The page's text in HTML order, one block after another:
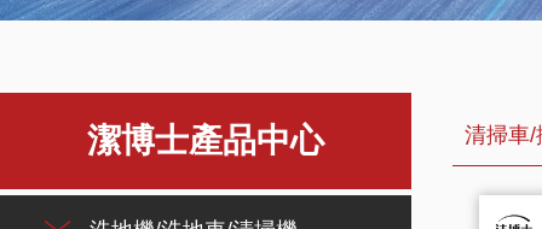
潔博士產品中心 清掃車/